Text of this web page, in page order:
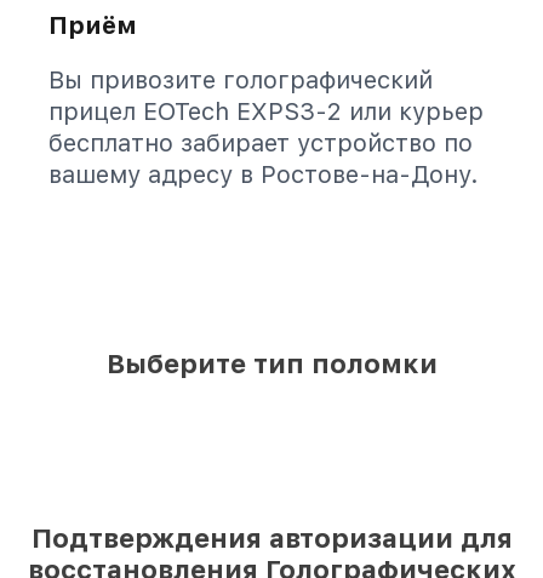
Приём
Вы привозите голографический
прицел EOTech EXPS3-2 или курьер
бесплатно забирает устройство по
вашему адресу в Ростове-на-Дону.
Выберите тип поломки
Подтверждения авторизации для
восстановления Голографических